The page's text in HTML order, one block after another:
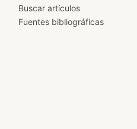
Buscar artículos
Fuentes bibliográficas